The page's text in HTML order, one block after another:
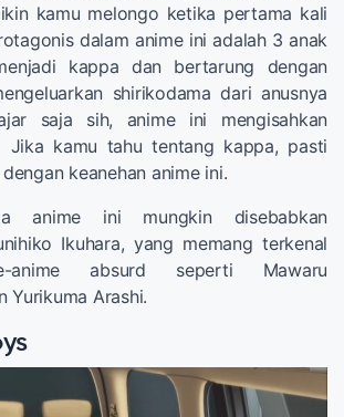
kamu melongo ketika pertama kali
dalam anime ini adalah 3 anak
kappa dan bertarung dengan
shirikodama dari anusnya
saja sih, anime ini mengisahkan
kamu tahu tentang kappa, pasti
keanehan anime ini.
anime ini mungkin disebabkan
Ikuhara, yang memang terkenal
anime absurd seperti Mawaru
Yurikuma Arashi.